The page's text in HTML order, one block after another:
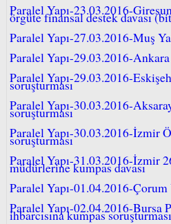
Paralel Yapı-23.03.2016-
örgüte finansal destek davası
Paralel Yapı-27.03.2016-Muş
Paralel Yapı-29.03.2016-Ankara
Paralel Yapı-29.03.2016-
soruşturması
Paralel Yapı-30.03.2016-
soruşturması
Paralel Yapı-30.03.2016-İzmir
soruşturması
Paralel Yapı-31.03.2016-İzmir
müdürlerine kumpas davası
Paralel Yapı-01.04.2016-Çorum
Paralel Yapı-02.04.2016-Bursa
ihbarcısına kumpas soruşturması